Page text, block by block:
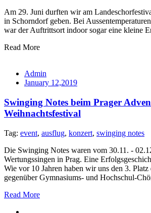
Am 29. Juni durften wir am
in Schorndorf geben. Bei
war der Auftrittsort indoor sogar eine kleine
Read More
Admin
January 12,2019
Swinging Notes beim Prager
Weihnachtsfestival
Tag: event, ausflug, konzert, swinging notes
Die Swinging Notes waren vom 30.11. -
Wertungssingen in Prag. Eine
Wie vor 10 Jahren haben wir uns den 3. Platz
gegenüber Gymnasiums- und Hochschul-
Read More